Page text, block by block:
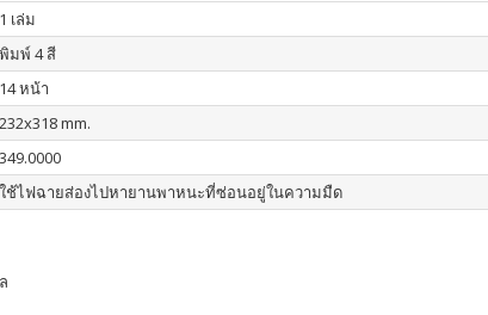
1 เล่ม
พิมพ์ 4 สี
14 หน้า
232x318 mm.
349.0000
ใช้ไฟฉายส่องไปหายานพาหนะที่ซ่อนอยู่ในความมืด